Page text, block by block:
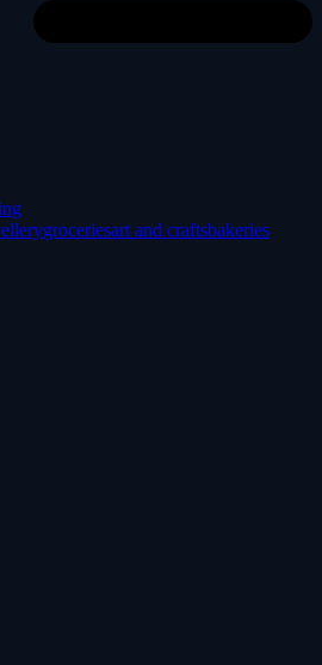
groceriesart and craftsbakeries